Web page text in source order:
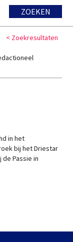
ZOEKEN
< Zoekresultaten
in het
bij het Driestar
Passie in